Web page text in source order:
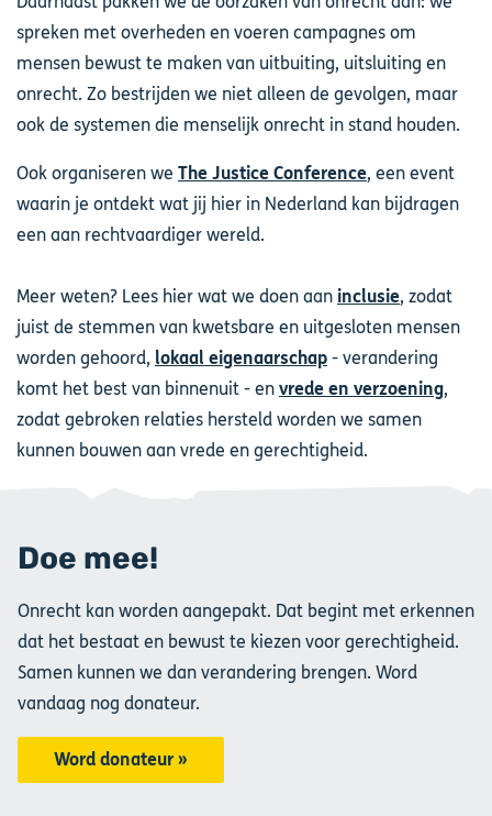
spreken met overheden en voeren campagnes om
mensen bewust te maken van uitbuiting, uitsluiting en
onrecht. Zo bestrijden we niet alleen de gevolgen, maar
ook de systemen die menselijk onrecht in stand houden.
Ook organiseren we The Justice Conference, een event
waarin je ontdekt wat jij hier in Nederland kan bijdragen
een aan rechtvaardiger wereld.
Meer weten? Lees hier wat we doen aan inclusie, zodat
juist de stemmen van kwetsbare en uitgesloten mensen
worden gehoord, lokaal eigenaarschap - verandering
komt het best van binnenuit - en vrede en verzoening,
zodat gebroken relaties hersteld worden we samen
kunnen bouwen aan vrede en gerechtigheid.
Doe mee!
Onrecht kan worden aangepakt. Dat begint met erkennen
dat het bestaat en bewust te kiezen voor gerechtigheid.
Samen kunnen we dan verandering brengen. Word
vandaag nog donateur.
Word donateur »